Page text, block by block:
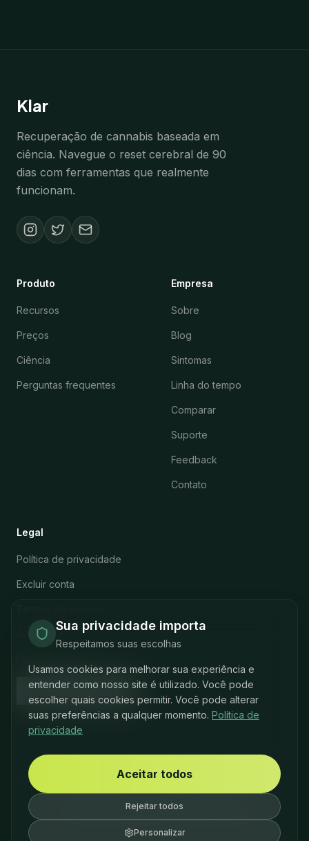
Klar
Recuperação de cannabis baseada em
ciência. Navegue o reset cerebral de 90
dias com ferramentas que realmente
funcionam.
Produto
Recursos
Preços
Ciência
Perguntas frequentes
Empresa
Sobre
Blog
Sintomas
Linha do tempo
Comparar
Suporte
Feedback
Contato
Legal
Política de privacidade
Excluir conta
Aviso legal
Configurações de
cookies
Idioma DeutschEspanolFrancaisPortuguês
© 2026 Klar. Todos os direitos reservados.
Feito com cuidado para sua jornada de recuperação.
Sua privacidade importa
Respeitamos suas escolhas
Usamos cookies para melhorar sua experiência e
entender como nosso site é utilizado. Você pode
escolher quais cookies permitir. Você pode alterar
suas preferências a qualquer momento. Política de
privacidade
Aceitar todos
Rejeitar todos
Personalizar